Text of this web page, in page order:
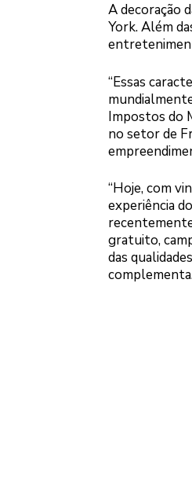
A decoração
York. Além
“Essas
Impostos do
no setor de
“Hoje, com
experiência
gratuito,
das